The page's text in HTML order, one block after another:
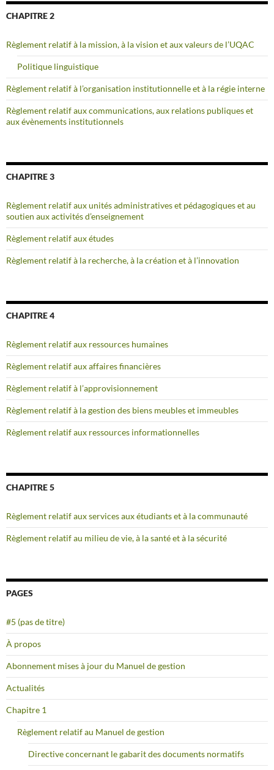
CHAPITRE 2
Règlement relatif à la mission, à la vision et aux valeurs de l’UQAC
Politique linguistique
Règlement relatif à l’organisation institutionnelle et à la régie interne
Règlement relatif aux communications, aux relations publiques et
aux évènements institutionnels
CHAPITRE 3
Règlement relatif aux unités administratives et pédagogiques et au
soutien aux activités d’enseignement
Règlement relatif aux études
Règlement relatif à la recherche, à la création et à l’innovation
CHAPITRE 4
Règlement relatif aux ressources humaines
Règlement relatif aux affaires financières
Règlement relatif à l’approvisionnement
Règlement relatif à la gestion des biens meubles et immeubles
Règlement relatif aux ressources informationnelles
CHAPITRE 5
Règlement relatif aux services aux étudiants et à la communauté
Règlement relatif au milieu de vie, à la santé et à la sécurité
PAGES
#5 (pas de titre)
À propos
Abonnement mises à jour du Manuel de gestion
Actualités
Chapitre 1
Règlement relatif au Manuel de gestion
Directive concernant le gabarit des documents normatifs